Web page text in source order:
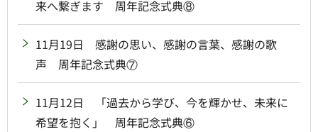
来へ繋ぎます 周年記念式典⑧
11月19日 感謝の思い、感謝の言葉、感謝の歌
声 周年記念式典⑦
11月12日 「過去から学び、今を輝かせ、未来に
希望を抱く」 周年記念式典⑥